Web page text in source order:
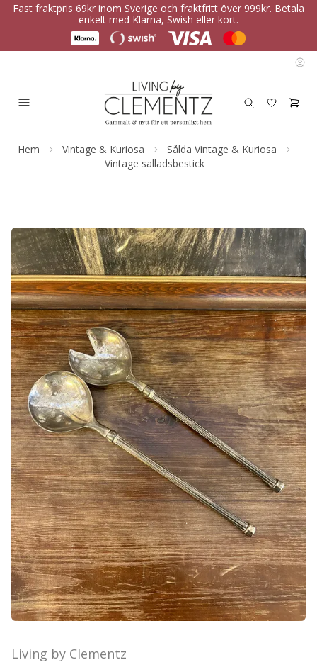
Fast fraktpris 69kr inom Sverige och fraktfritt över 999kr. Betala
enkelt med Klarna, Swish eller kort.
Hem Vintage & Kuriosa
Sålda Vintage & Kuriosa
Vintage salladsbestick
Living by Clementz